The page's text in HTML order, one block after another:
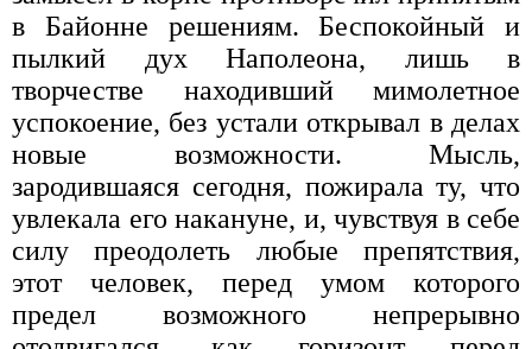
в Байонне решениям. Беспокойный и
пылкий дух Наполеона, лишь в
творчестве находивший мимолетное
успокоение, без устали открывал в делах
новые возможности. Мысль,
зародившаяся сегодня, пожирала ту, что
увлекала его накануне, и, чувствуя в себе
силу преодолеть любые препятствия,
этот человек, перед умом которого
предел возможного непрерывно